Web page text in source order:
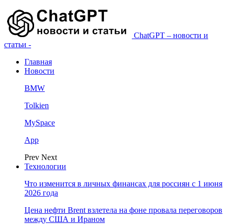
ChatGPT – новости и
статьи -
Главная
Новости
BMW
Tolkien
MySpace
App
Prev Next
Технологии
Что изменится в личных финансах для россиян с 1 июня
2026 года
Цена нефти Brent взлетела на фоне провала переговоров
между США и Ираном